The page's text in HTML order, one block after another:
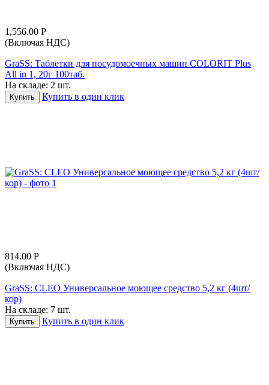
1,556.00 Р
(Включая НДС)
GraSS: Таблетки для посудомоечных машин СOLORIT Plus
All in 1, 20г 100таб.
На складе: 2 шт.
Купить Купить в один клик
814.00 Р
(Включая НДС)
GraSS: CLEO Универсальное моющее средство 5,2 кг (4шт/
кор)
На складе: 7 шт.
Купить Купить в один клик